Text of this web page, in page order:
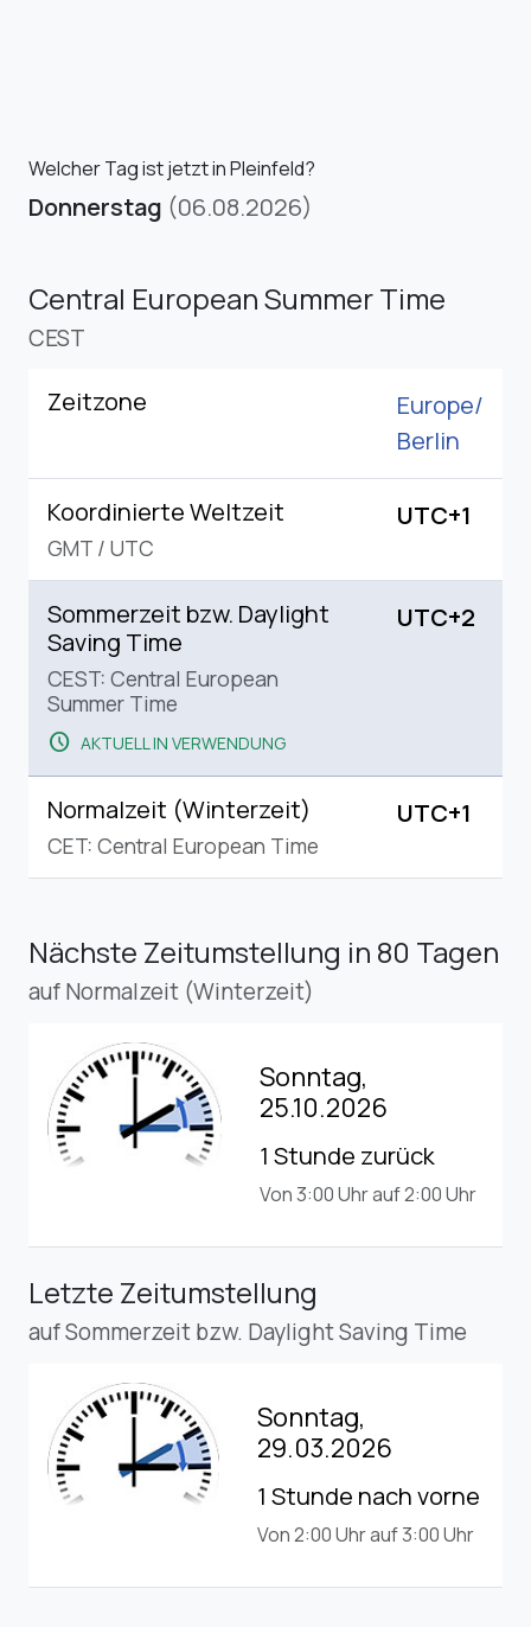
Welcher Tag ist jetzt in Pleinfeld?
Donnerstag (06.08.2026)
Central European Summer Time
CEST
Zeitzone
Europe/
Berlin
Koordinierte Weltzeit
GMT / UTC
UTC+1
Sommerzeit bzw. Daylight
Saving Time
CEST: Central European
Summer Time
schedule AKTUELL IN VERWENDUNG
UTC+2
Normalzeit (Winterzeit)
CET: Central European Time
UTC+1
Nächste Zeitumstellung in 80 Tagen
auf Normalzeit (Winterzeit)
Sonntag,
25.10.2026
1 Stunde zurück
Von 3:00 Uhr auf 2:00 Uhr
Letzte Zeitumstellung
auf Sommerzeit bzw. Daylight Saving Time
Sonntag,
29.03.2026
1 Stunde nach vorne
Von 2:00 Uhr auf 3:00 Uhr